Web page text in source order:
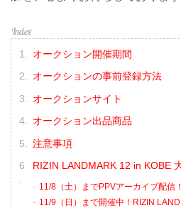
オークション開催期間
オークションの事前登録方法
オークションサイト
オークション出品商品
注意事項
RIZIN LANDMARK 12 in KOBE
11/8（土）までPPVアーカイブ配信！
11/9（日）まで開催中！RIZIN